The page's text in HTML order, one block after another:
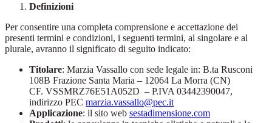
Definizioni
Per consentire una completa comprensione e accettazione dei
presenti termini e condizioni, i seguenti termini, al singolare e al
plurale, avranno il significato di seguito indicato:
Titolare: Marzia Vassallo con sede legale in: B.ta Rusconi
108B Frazione Santa Maria – 12064 La Morra (CN)
CF. VSSMRZ76E51A052D – P.IVA 03442390047,
indirizzo PEC marzia.vassallo@pec.it
Applicazione: il sito web sestadimensione.com